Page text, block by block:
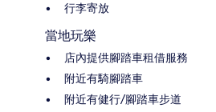
行李寄放
當地玩樂
店內提供腳踏車租借服務
附近有騎腳踏車
附近有健行/腳踏車步道